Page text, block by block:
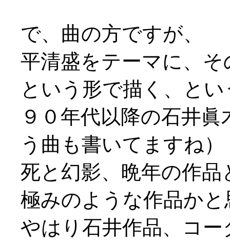
で、曲の方ですが、
平清盛をテーマに、
という形で描く、とい
９０年代以降の石井
う曲も書いてますね）
死と幻影、晩年の作
極みのような作品か
やはり石井作品、コ